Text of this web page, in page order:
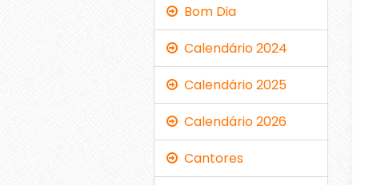
Bom Dia
Calendário 2024
Calendário 2025
Calendário 2026
Cantores